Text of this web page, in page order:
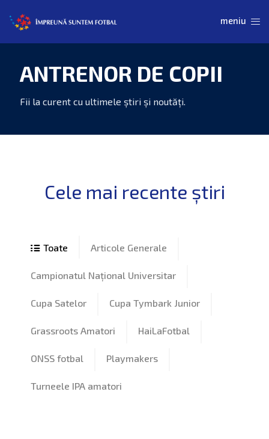
ANTRENOR DE COPII
Articole Generale
Campionatul Național Universitar
Cupa Satelor Cupa Tymbark Junior
Grassroots Amatori HaiLaFotbal
ONSS fotbal Playmakers
Turneele IPA amatori